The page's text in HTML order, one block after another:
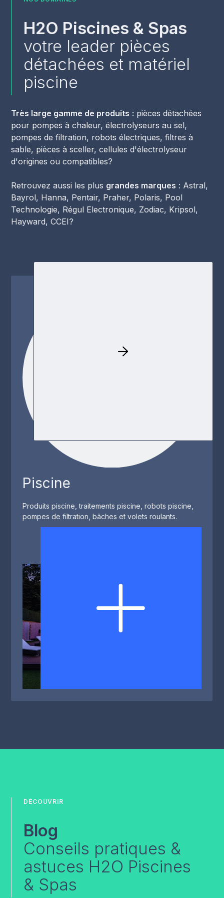
H2O Piscines & Spas
votre leader pièces
détachées et matériel
piscine
Très large gamme de produits : pièces détachées
pour pompes à chaleur, électrolyseurs au sel,
pompes de filtration, robots électriques, filtres à
sable, pièces à sceller, cellules d'électrolyseur
d'origines ou compatibles?
Retrouvez aussi les plus grandes marques : Astral,
Bayrol, Hanna, Pentair, Praher, Polaris, Pool
Technologie, Régul Electronique, Zodiac, Kripsol,
Hayward, CCEI?
Piscine
Produits piscine, traitements piscine, robots piscine,
pompes de filtration, bâches et volets roulants.
DÉCOUVRIR
Blog
Conseils pratiques &
astuces H2O Piscines
& Spas